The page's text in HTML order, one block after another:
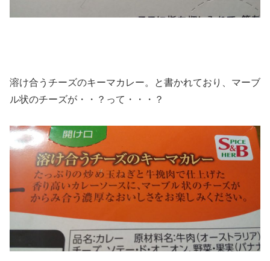
溶け合うチーズのキーマカレー。と書かれており、マーブ
ル状のチーズが・・？って・・・？